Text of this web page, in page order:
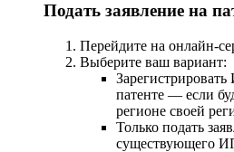
Подать заявление на
Перейдите на онлайн-
Выберите ваш вариант:
патенте — если
регионе своей
Только подать
существующего